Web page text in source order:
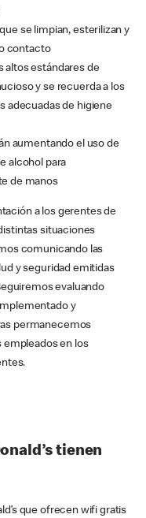
se limpian, esterilizan y
contacto
altos estándares de
y se recuerda a los
adecuadas de higiene
aumentando el uso de
alcohol para
de manos
a los gerentes de
situaciones
comunicando las
y seguridad emitidas
evaluando
y
permanecemos
empleados en los
tienen
que ofrecen wifi gratis